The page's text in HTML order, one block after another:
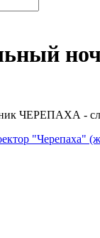
ЧЕРЕПАХА -
"Черепаха"